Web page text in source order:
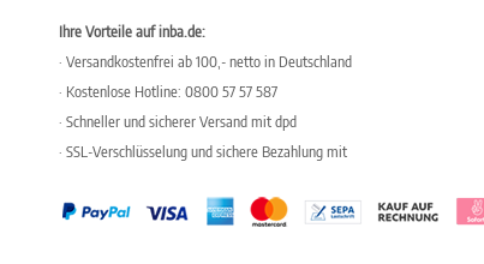
Ihre Vorteile auf inba.de:
· Versandkostenfrei ab 100,- netto in Deutschland
· Kostenlose Hotline: 0800 57 57 587
· Schneller und sicherer Versand mit dpd
· SSL-Verschlüsselung und sichere Bezahlung mit